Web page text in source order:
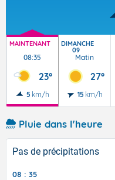
MAINTENANT
08:35
23°
5 km/h
DIMANCHE
09
Matin
27°
15 km/h
Pluie dans l'heure
Pas de précipitations
08 : 35